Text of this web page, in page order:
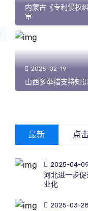
内蒙古《专利侵权
审
2025-02-19
山西多举措支持知
最新 点击
2025-04-09
河北进一步
业化
2025-03-28